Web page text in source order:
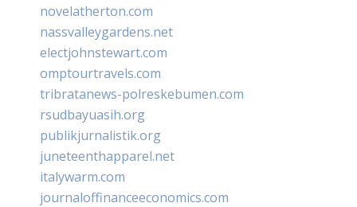
novelatherton.com
nassvalleygardens.net
electjohnstewart.com
omptourtravels.com
tribratanews-polreskebumen.com
rsudbayuasih.org
publikjurnalistik.org
juneteenthapparel.net
italywarm.com
journaloffinanceeconomics.com